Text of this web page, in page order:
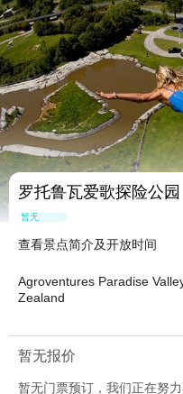
罗托鲁瓦爱歌探险公园
暂无点评
查看景点简介及开放时间
Agroventures Paradise
Zealand
暂无报价
暂无门票预订，我们正在努
